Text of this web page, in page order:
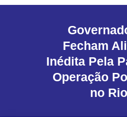
Fecham
Inédita Pela
Operação
no Rio